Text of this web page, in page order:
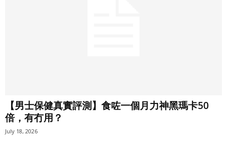
【男士保健真實評測】食咗一個月力神黑瑪卡50
倍，有冇用？
July 18, 2026